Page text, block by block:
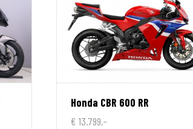
Honda CBR 600 RR
€ 13.799,-